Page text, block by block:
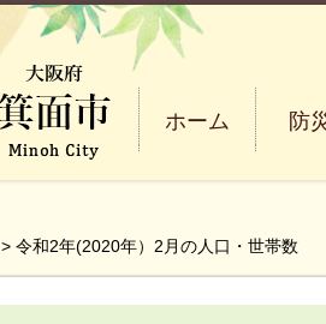
大
ホーム 防
> 令和2年(2020年）2月の人口・世帯数